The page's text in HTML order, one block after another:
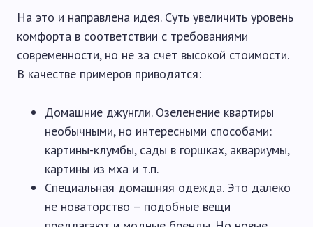
На это и направлена идея. Суть увеличить уровень
комфорта в соответствии с требованиями
современности, но не за счет высокой стоимости.
В качестве примеров приводятся:
Домашние джунгли. Озеленение квартиры
необычными, но интересными способами:
картины-клумбы, сады в горшках, аквариумы,
картины из мха и т.п.
Специальная домашняя одежда. Это далеко
не новаторство – подобные вещи